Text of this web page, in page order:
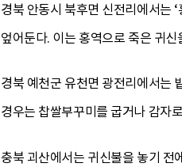
경북 안동시 북후면 신전리에서는
엎어둔다. 이는 홍역으로 죽은 귀
경북 예천군 유천면 광전리에서는
경우는 찹쌀부꾸미를 굽거나 감자
충북 괴산에서는 귀신불을 놓기 전